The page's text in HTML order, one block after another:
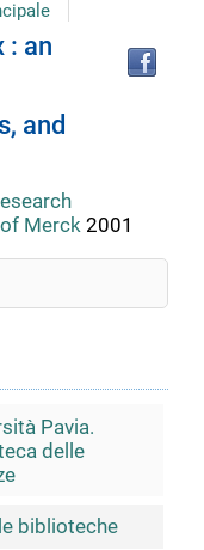
: an
and
Merck 2001
Pavia.
delle
biblioteche